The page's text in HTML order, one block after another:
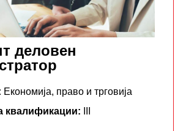
деловен
Економија, право и трговија
квалификации: